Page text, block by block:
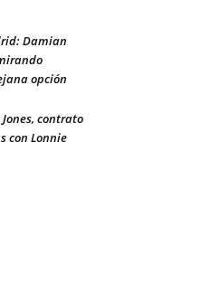
Damian
opción
contrato
con Lonnie